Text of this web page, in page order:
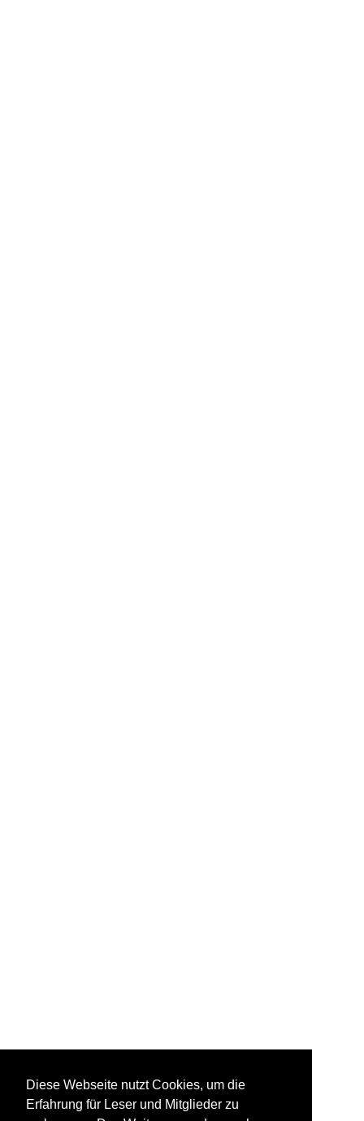
Diese Webseite nutzt Cookies, um die
Erfahrung für Leser und Mitglieder zu